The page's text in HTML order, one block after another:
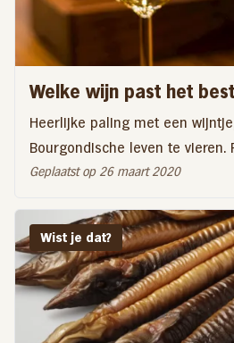
Welke wijn past het
Heerlijke paling met een
Bourgondische leven te vieren.
Geplaatst op 26 maart 2020
Wist je dat?